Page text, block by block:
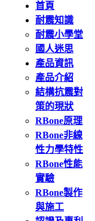
首頁
耐震知識
耐震小學堂
國人迷思
產品資訊
產品介紹
結構抗震對
策的現狀
RBone原理
RBone非線
性力學特性
RBone性能
實驗
RBone製作
與施工